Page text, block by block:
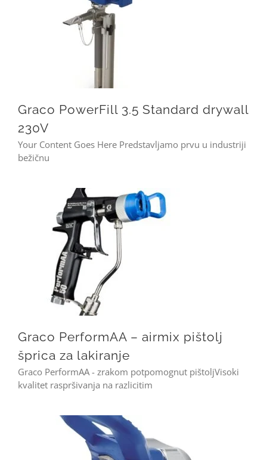
Graco PowerFill 3.5 Standard drywall
230V
Your Content Goes Here Predstavljamo prvu u industriji
bežičnu
Graco PerformAA – airmix pištolj
šprica za lakiranje
Graco PerformAA - zrakom potpomognut pištoljVisoki
kvalitet raspršivanja na razlicitim